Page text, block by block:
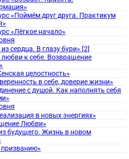
«Поймём друг друга. Практикум
«Лёгкое начало»
сердца. В глазу бури» [2]
любви к себе. Возвращение
целостность»
в себе, доверие жизни»
с душой. Как наполнять себя
в новых энергиях»
Любви»
будущего. Жизнь в новом
призванию»